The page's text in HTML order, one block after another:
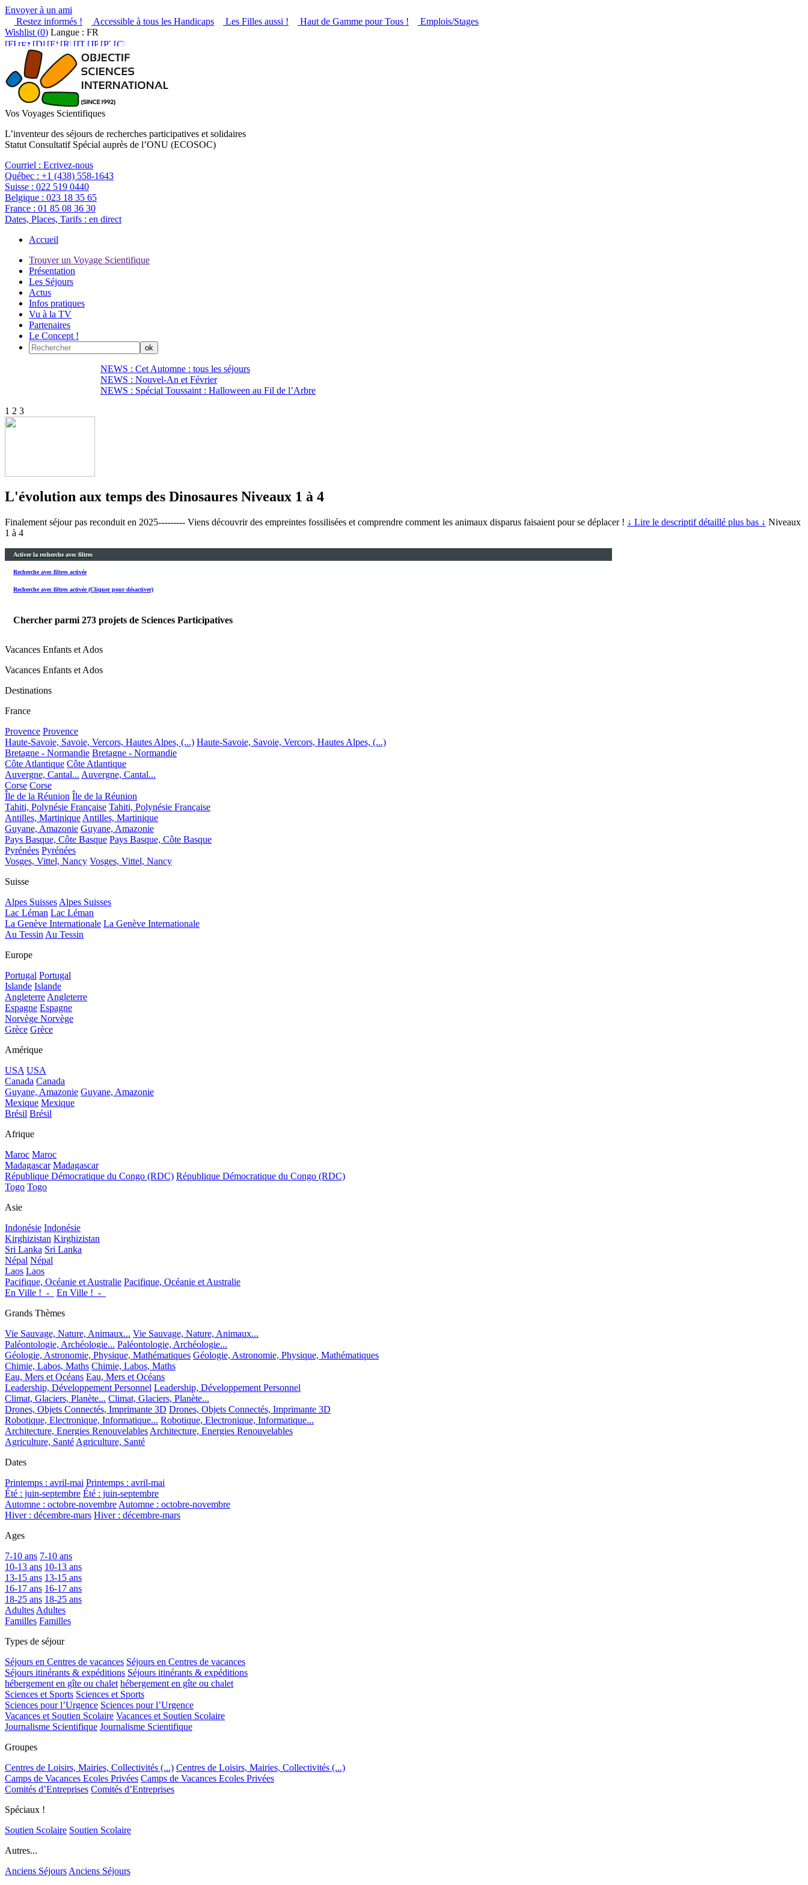
Envoyer à un ami
Restez informés !
Accessible à tous les Handicaps Les Filles aussi ! Haut de Gamme pour Tous !
Emplois/Stages
Wishlist (0) Langue : FR
Vos Voyages Scientifiques
L’inventeur des séjours de recherches participatives et solidaires
Statut Consultatif Spécial auprès de l’ONU (ECOSOC)
Courriel : Ecrivez-nous
Québec : +1 (438) 558-1643
Suisse : 022 519 0440
Belgique : 023 18 35 65
France : 01 85 08 36 30
Dates, Places, Tarifs : en direct
Accueil
Trouver un Voyage Scientifique
Présentation
Les Séjours
Actus
Infos pratiques
Vu à la TV
Partenaires
Le Concept !
NEWS : Cet Automne : tous les séjours
NEWS : Nouvel-An et Février
NEWS : Spécial Toussaint : Halloween au Fil de l’Arbre
1 2 3
L'évolution aux temps des Dinosaures Niveaux 1 à 4
Finalement séjour pas reconduit en 2025--------- Viens découvrir des empreintes fossilisées et comprendre comment les animaux disparus faisaient pour se déplacer ! ↓ Lire le descriptif détaillé plus bas ↓ Niveaux
1 à 4
Activer la recherche avec filtres
Recherche avec filtres activée
Recherche avec filtres activée (Cliquer pour désactiver)
Chercher parmi 273 projets de Sciences Participatives
Vacances Enfants et Ados
Vacances Enfants et Ados
Destinations
France
Provence Provence
Haute-Savoie, Savoie, Vercors, Hautes Alpes, (...) Haute-Savoie, Savoie, Vercors, Hautes Alpes, (...)
Bretagne - Normandie Bretagne - Normandie
Côte Atlantique Côte Atlantique
Auvergne, Cantal... Auvergne, Cantal...
Corse Corse
Île de la Réunion Île de la Réunion
Tahiti, Polynésie Française Tahiti, Polynésie Française
Antilles, Martinique Antilles, Martinique
Guyane, Amazonie Guyane, Amazonie
Pays Basque, Côte Basque Pays Basque, Côte Basque
Pyrénées Pyrénées
Vosges, Vittel, Nancy Vosges, Vittel, Nancy
Suisse
Alpes Suisses Alpes Suisses
Lac Léman Lac Léman
La Genève Internationale La Genève Internationale
Au Tessin Au Tessin
Europe
Portugal Portugal
Islande Islande
Angleterre Angleterre
Espagne Espagne
Norvège Norvège
Grèce Grèce
Amérique
USA USA
Canada Canada
Guyane, Amazonie Guyane, Amazonie
Mexique Mexique
Brésil Brésil
Afrique
Maroc Maroc
Madagascar Madagascar
République Démocratique du Congo (RDC) République Démocratique du Congo (RDC)
Togo Togo
Asie
Indonésie Indonésie
Kirghizistan Kirghizistan
Sri Lanka Sri Lanka
Népal Népal
Laos Laos
Pacifique, Océanie et Australie Pacifique, Océanie et Australie
En Ville !_-_
En Ville !_-_
Grands Thèmes
Vie Sauvage, Nature, Animaux... Vie Sauvage, Nature, Animaux...
Paléontologie, Archéologie... Paléontologie, Archéologie...
Géologie, Astronomie, Physique, Mathématiques Géologie, Astronomie, Physique, Mathématiques
Chimie, Labos, Maths Chimie, Labos, Maths
Eau, Mers et Océans Eau, Mers et Océans
Leadership, Développement Personnel Leadership, Développement Personnel
Climat, Glaciers, Planète... Climat, Glaciers, Planète...
Drones, Objets Connectés, Imprimante 3D Drones, Objets Connectés, Imprimante 3D
Robotique, Electronique, Informatique... Robotique, Electronique, Informatique...
Architecture, Energies Renouvelables Architecture, Energies Renouvelables
Agriculture, Santé Agriculture, Santé
Dates
Printemps : avril-mai Printemps : avril-mai
Été : juin-septembre Été : juin-septembre
Automne : octobre-novembre Automne : octobre-novembre
Hiver : décembre-mars Hiver : décembre-mars
Ages
7-10 ans 7-10 ans
10-13 ans 10-13 ans
13-15 ans 13-15 ans
16-17 ans 16-17 ans
18-25 ans 18-25 ans
Adultes Adultes
Familles Familles
Types de séjour
Séjours en Centres de vacances Séjours en Centres de vacances
Séjours itinérants & expéditions Séjours itinérants & expéditions
hébergement en gîte ou chalet hébergement en gîte ou chalet
Sciences et Sports Sciences et Sports
Sciences pour l’Urgence Sciences pour l’Urgence
Vacances et Soutien Scolaire Vacances et Soutien Scolaire
Journalisme Scientifique Journalisme Scientifique
Groupes
Centres de Loisirs, Mairies, Collectivités (...) Centres de Loisirs, Mairies, Collectivités (...)
Camps de Vacances Ecoles Privées Camps de Vacances Ecoles Privées
Comités d’Entreprises Comités d’Entreprises
Spéciaux !
Soutien Scolaire Soutien Scolaire
Autres...
Anciens Séjours Anciens Séjours